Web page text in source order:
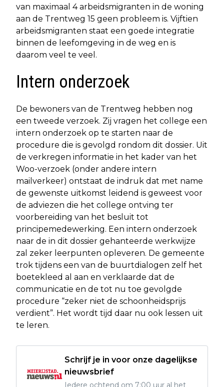
van maximaal 4 arbeidsmigranten in de woning
aan de Trentweg 15 geen probleem is. Vijftien
arbeidsmigranten staat een goede integratie
binnen de leefomgeving in de weg en is
daarom veel te veel.
Intern onderzoek
De bewoners van de Trentweg hebben nog
een tweede verzoek. Zij vragen het college een
intern onderzoek op te starten naar de
procedure die is gevolgd rondom dit dossier. Uit
de verkregen informatie in het kader van het
Woo-verzoek (onder andere intern
mailverkeer) ontstaat de indruk dat met name
de gewenste uitkomst leidend is geweest voor
de adviezen die het college ontving ter
voorbereiding van het besluit tot
principemedewerking. Een intern onderzoek
naar de in dit dossier gehanteerde werkwijze
zal zeker leerpunten opleveren. De gemeente
trok tijdens een van de buurtdialogen zelf het
boetekleed al aan en verklaarde dat de
communicatie en de tot nu toe gevolgde
procedure “zeker niet de schoonheidsprijs
verdient”. Het wordt tijd daar nu ook lessen uit
te leren.
Schrijf je in voor onze dagelijkse
nieuwsbrief
Iedere ochtend om 7:00 uur al het